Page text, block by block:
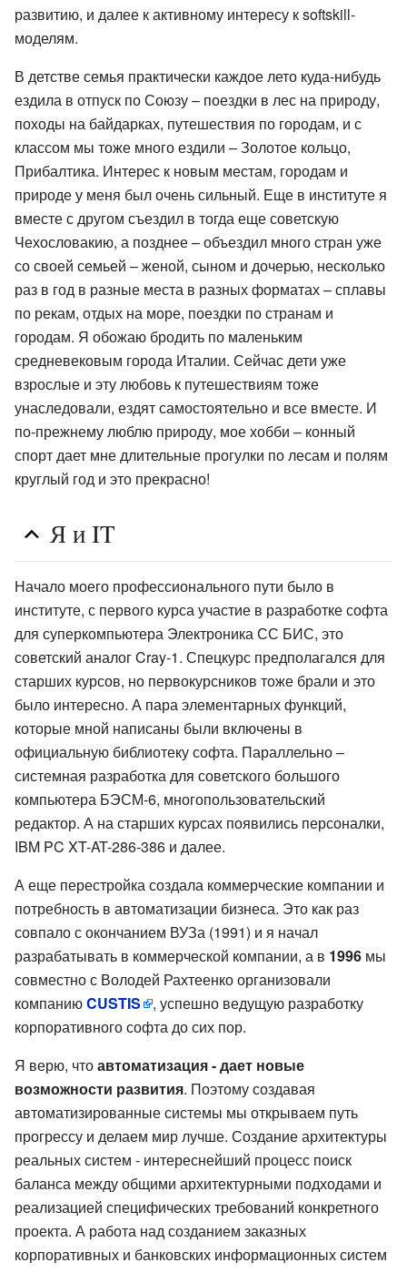
развитию, и далее к активному интересу к softskill-
моделям.
В детстве семья практически каждое лето куда-нибудь
ездила в отпуск по Союзу – поездки в лес на природу,
походы на байдарках, путешествия по городам, и с
классом мы тоже много ездили – Золотое кольцо,
Прибалтика. Интерес к новым местам, городам и
природе у меня был очень сильный. Еще в институте я
вместе с другом съездил в тогда еще советскую
Чехословакию, а позднее – объездил много стран уже
со своей семьей – женой, сыном и дочерью, несколько
раз в год в разные места в разных форматах – сплавы
по рекам, отдых на море, поездки по странам и
городам. Я обожаю бродить по маленьким
средневековым города Италии. Сейчас дети уже
взрослые и эту любовь к путешествиям тоже
унаследовали, ездят самостоятельно и все вместе. И
по-прежнему люблю природу, мое хобби – конный
спорт дает мне длительные прогулки по лесам и полям
круглый год и это прекрасно!
Я и IT
Начало моего профессионального пути было в
институте, с первого курса участие в разработке софта
для суперкомпьютера Электроника СС БИС, это
советский аналог Cray-1. Спецкурс предполагался для
старших курсов, но первокурсников тоже брали и это
было интересно. А пара элементарных функций,
которые мной написаны были включены в
официальную библиотеку софта. Параллельно –
системная разработка для советского большого
компьютера БЭСМ-6, многопользовательский
редактор. А на старших курсах появились персоналки,
IBM PC XT-AT-286-386 и далее.
А еще перестройка создала коммерческие компании и
потребность в автоматизации бизнеса. Это как раз
совпало с окончанием ВУЗа (1991) и я начал
разрабатывать в коммерческой компании, а в 1996 мы
совместно с Володей Рахтеенко организовали
компаниюCUSTIS
, успешно ведущую разработку
корпоративного софта до сих пор.
Я верю, чтоавтоматизация - дает новые
возможности развития. Поэтому создавая
автоматизированные системы мы открываем путь
прогрессу и делаем мир лучше. Создание архитектуры
реальных систем - интереснейший процесс поиск
баланса между общими архитектурными подходами и
реализацией специфических требований конкретного
проекта. А работа над созданием заказных
корпоративных и банковских информационных систем